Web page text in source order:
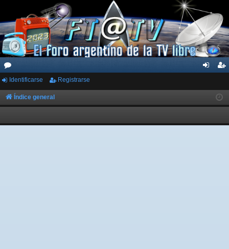
or
os
ar
ist
rs
Identificarse Registrarse
Índice general